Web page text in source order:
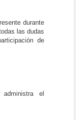
durante
las dudas
de
el